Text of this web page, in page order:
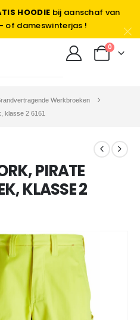
HOODIE bij aanschaf van
of dameswinterjas !
0
Werkbroeken
klasse 2 6161
PIRATE
KLASSE 2